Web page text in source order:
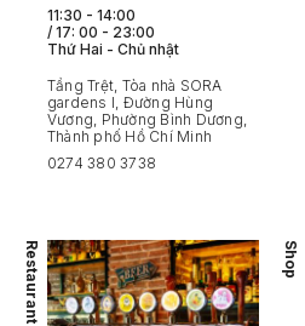
11:30 - 14:00
/ 17: 00 - 23:00
Thứ Hai - Chủ nhật
Tầng Trệt, Tòa nhà SORA
gardens I, Đường Hùng
Vương, Phường Bình Dương,
Thành phố Hồ Chí Minh
0274 380 3738
Restaurant Shop